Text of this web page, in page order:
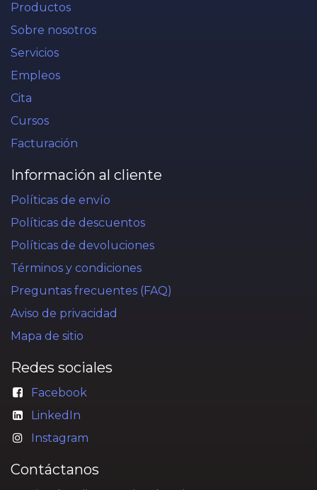
Productos
Sobre nosotros
Servicios
Empleos
Cita
Cursos
Facturación
Información al cliente
Políticas de envío
Políticas de descuentos
Políticas de devoluciones
Términos y condiciones
Preguntas frecuentes (FAQ)
Aviso de privacidad
Mapa de sitio
Redes sociales
Facebook
LinkedIn
Instagram
Contáctanos